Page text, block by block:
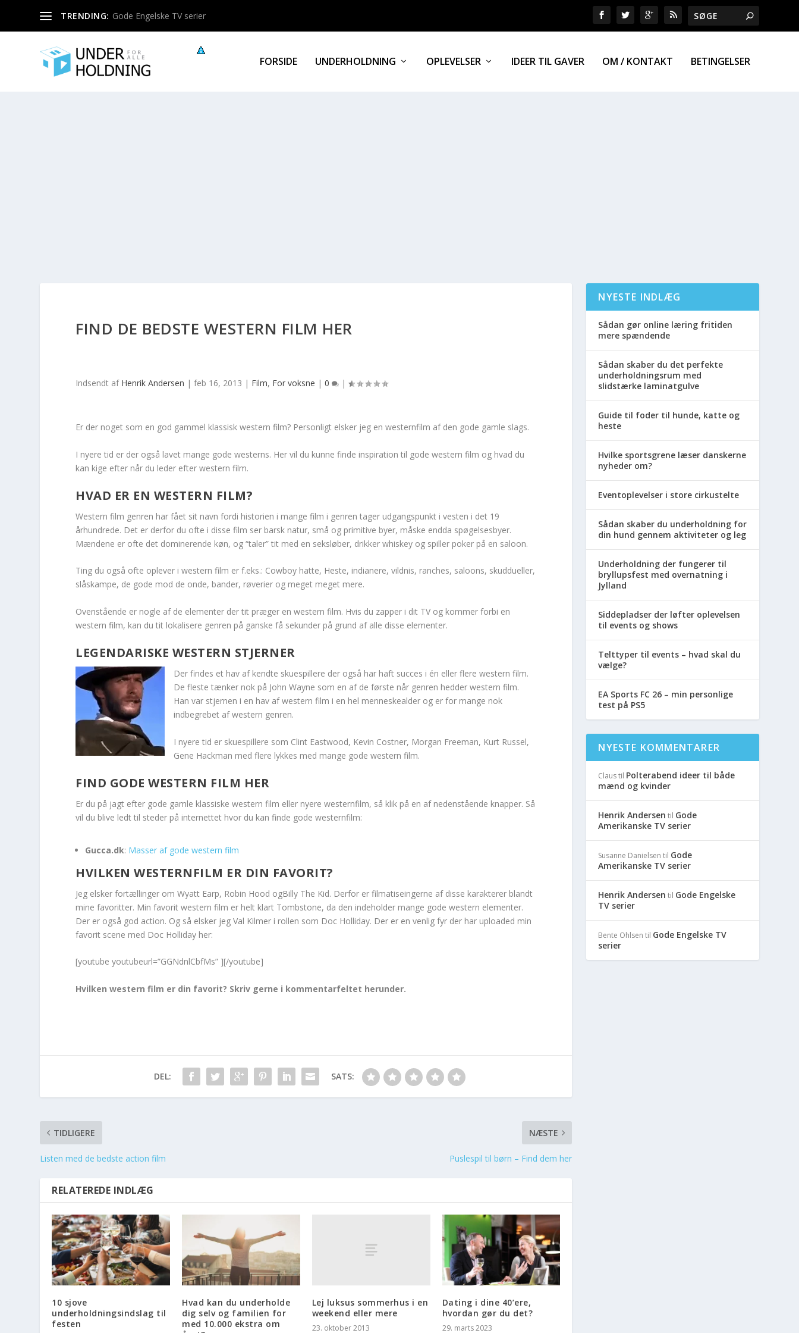
TRENDING: Gode Engelske TV serier
FORSIDE UNDERHOLDNING OPLEVELSER IDEER TIL GAVER OM / KONTAKT BETINGELSER
FIND DE BEDSTE WESTERN FILM HER
Indsendt af Henrik Andersen |feb 16, 2013 | Film, For voksne |0 |
Er der noget som en god gammel klassisk western film? Personligt elsker jeg en westernfilm af den gode gamle slags.
I nyere tid er der også lavet mange gode westerns. Her vil du kunne finde inspiration til gode western film og hvad du
kan kige efter når du leder efter western film.
HVAD ER EN WESTERN FILM?
Western film genren har fået sit navn fordi historien i mange film i genren tager udgangspunkt i vesten i det 19
århundrede. Det er derfor du ofte i disse film ser barsk natur, små og primitive byer, måske endda spøgelsesbyer.
Mændene er ofte det dominerende køn, og “taler” tit med en seksløber, drikker whiskey og spiller poker på en saloon.
Ting du også ofte oplever i western film er f.eks.: Cowboy hatte, Heste, indianere, vildnis, ranches, saloons, skuddueller,
slåskampe, de gode mod de onde, bander, røverier og meget meget mere.
Ovenstående er nogle af de elementer der tit præger en western film. Hvis du zapper i dit TV og kommer forbi en
western film, kan du tit lokalisere genren på ganske få sekunder på grund af alle disse elementer.
LEGENDARISKE WESTERN STJERNER
Der findes et hav af kendte skuespillere der også har haft succes i én eller flere western film.
De fleste tænker nok på John Wayne som en af de første når genren hedder western film.
Han var stjernen i en hav af western film i en hel menneskealder og er for mange nok
indbegrebet af western genren.
I nyere tid er skuespillere som Clint Eastwood, Kevin Costner, Morgan Freeman, Kurt Russel,
Gene Hackman med flere lykkes med mange gode western film.
FIND GODE WESTERN FILM HER
Er du på jagt efter gode gamle klassiske western film eller nyere westernfilm, så klik på en af nedenstående knapper. Så
vil du blive ledt til steder på internettet hvor du kan finde gode westernfilm:
Gucca.dk: Masser af gode western film
HVILKEN WESTERNFILM ER DIN FAVORIT?
Jeg elsker fortællinger om Wyatt Earp, Robin Hood ogBilly The Kid. Derfor er filmatiseingerne af disse karakterer blandt
mine favoritter. Min favorit western film er helt klart Tombstone, da den indeholder mange gode western elementer.
Der er også god action. Og så elsker jeg Val Kilmer i rollen som Doc Holliday. Der er en venlig fyr der har uploaded min
favorit scene med Doc Holliday her:
[youtube youtubeurl=”GGNdnlCbfMs” ][/youtube]
Hvilken western film er din favorit? Skriv gerne i kommentarfeltet herunder.
DEL: SATS:
TIDLIGERE
Listen med de bedste action film
NÆSTE
Puslespil til børn – Find dem her
RELATEREDE INDLÆG
10 sjove
underholdningsindslag til
festen
Hvad kan du underholde
dig selv og familien for
med 10.000 ekstra om
Lej luksus sommerhus i en
weekend eller mere
23. oktober 2013
Dating i dine 40’ere,
hvordan gør du det?
29. marts 2023
NYESTE INDLÆG
Sådan gør online læring fritiden
mere spændende
Sådan skaber du det perfekte
underholdningsrum med
slidstærke laminatgulve
Guide til foder til hunde, katte og
heste
Hvilke sportsgrene læser danskerne
nyheder om?
Eventoplevelser i store cirkustelte
Sådan skaber du underholdning for
din hund gennem aktiviteter og leg
Underholdning der fungerer til
bryllupsfest med overnatning i
Jylland
Siddepladser der løfter oplevelsen
til events og shows
Telttyper til events – hvad skal du
vælge?
EA Sports FC 26 – min personlige
test på PS5
NYESTE KOMMENTARER
Claustil Polterabend ideer til både
mænd og kvinder
Henrik Andersen til Gode
Amerikanske TV serier
Susanne Danielsen til Gode
Amerikanske TV serier
Henrik Andersen til Gode Engelske
TV serier
Bente Ohlsen til Gode Engelske TV
serier